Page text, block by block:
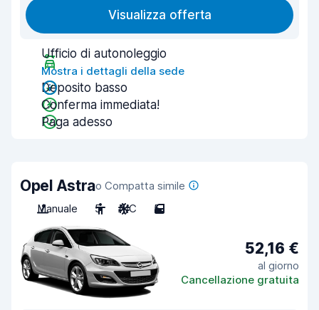
Visualizza offerta
Ufficio di autonoleggio
Mostra i dettagli della sede
Deposito basso
Conferma immediata!
Paga adesso
Opel Astrao Compatta simile
Manuale
5 A/C 5
52,16 €
al giorno
Cancellazione gratuita